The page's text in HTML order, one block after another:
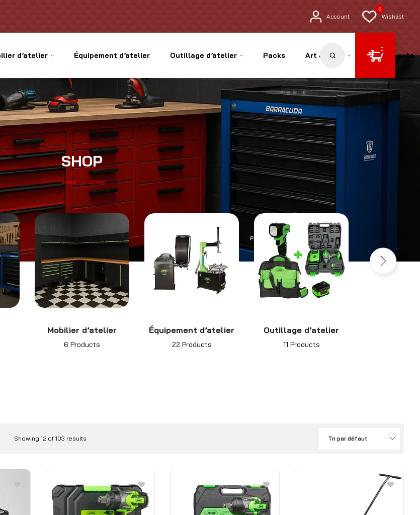
Account
0
Wishlist
d’atelier Équipement d’atelier Outillage d’atelier Packs Art & Déco Pièces auto
0
SHOP
Home Shop
Mobilier d’atelier
6 Products
Équipement d’atelier
22 Products
Outillage d’atelier
11 Products
Showing 12 of 103 results Tri par défaut